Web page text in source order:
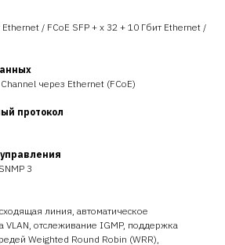
/ FCoE SFP + x 32 + 10 Гбит Ethernet /
через Ethernet (FCoE)
протокол
3
линия, автоматическое
VLAN, отслеживание IGMP, поддержка
Weighted Round Robin (WRR),